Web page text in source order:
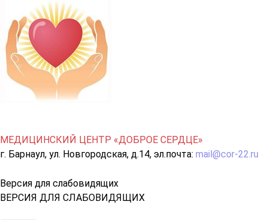
МЕДИЦИНСКИЙ ЦЕНТР «ДОБРОЕ СЕРДЦЕ»
г. Барнаул, ул. Новгородская, д.14, эл.почта: mail@cor-22.ru
Версия для слабовидящих
ВЕРСИЯ ДЛЯ СЛАБОВИДЯЩИХ